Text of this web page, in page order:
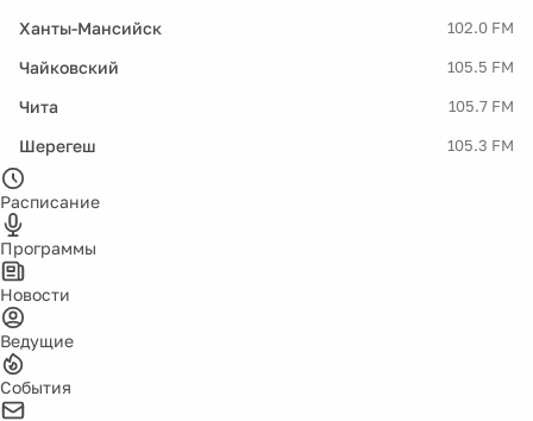
Ханты-Мансийск 102.0 FM
Чайковский 105.5 FM
Чита 105.7 FM
Шерегеш 105.3 FM
Расписание
Программы
Новости
Ведущие
События